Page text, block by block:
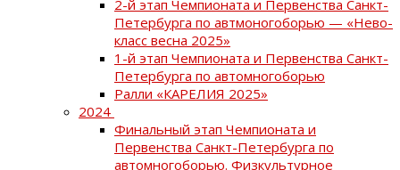
2-й этап Чемпионата и Первенства Санкт-
Петербурга по автмоногоборью — «Нево-
класс весна 2025»
1-й этап Чемпионата и Первенства Санкт-
Петербурга по автомногоборью
Ралли «КАРЕЛИЯ 2025»
2024
Финальный этап Чемпионата и
Первенства Санкт-Петербурга по
автомногоборью. Физкультурное